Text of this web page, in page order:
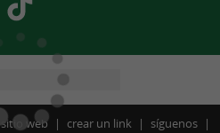
sitio web crear un link síguenos